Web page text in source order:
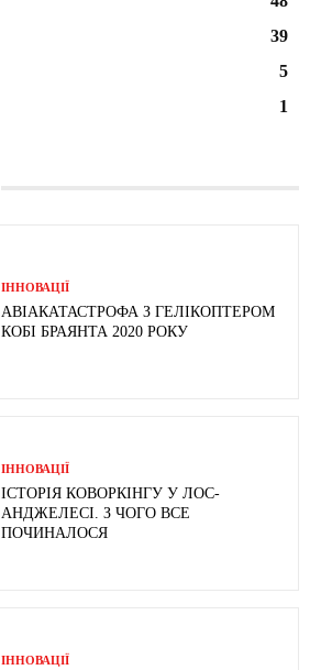
39
5
1
ІННОВАЦІЇ
АВІАКАТАСТРОФА З ГЕЛІКОПТЕРОМ
КОБІ БРАЯНТА 2020 РОКУ
ІННОВАЦІЇ
ІСТОРІЯ КОВОРКІНГУ У ЛОС-
АНДЖЕЛЕСІ. З ЧОГО ВСЕ
ПОЧИНАЛОСЯ
ІННОВАЦІЇ